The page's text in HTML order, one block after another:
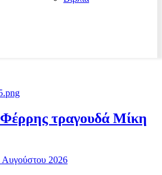
τραγουδά Μίκη
Αυγούστου 2026